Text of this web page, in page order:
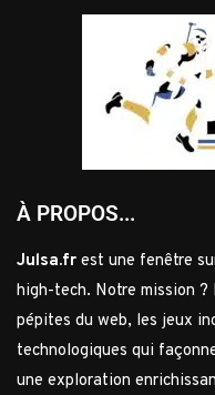
À PROPOS...
Julsa.fr est une fenêtre
high-tech. Notre mission
pépites du web, les jeux
technologiques qui
une exploration